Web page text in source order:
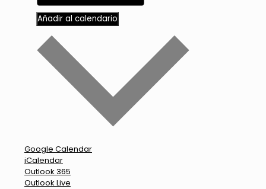
Añadir al calendario
Google Calendar
iCalendar
Outlook 365
Outlook Live